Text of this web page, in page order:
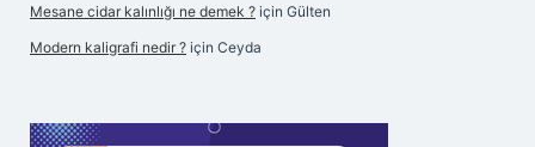
Mesane cidar kalınlığı ne demek ? için Gülten
Modern kaligrafi nedir ? için Ceyda